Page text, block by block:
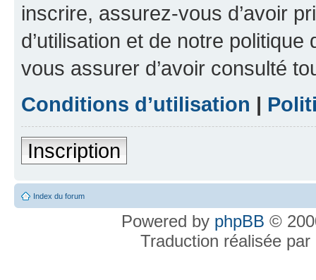
inscrire, assurez-vous d’avoir
d’utilisation et de notre
vous assurer d’avoir consulté
Conditions d’utilisation |
Inscription
Index du forum
Powered by phpBB ©
Traduction réalisée par